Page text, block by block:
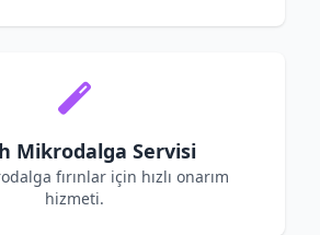
Mikrodalga Servisi
fırınlar için hızlı onarım
hizmeti.